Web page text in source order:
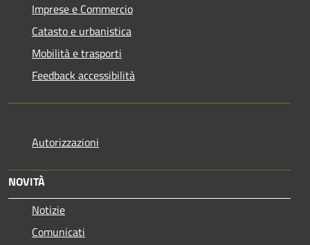
Imprese e Commercio
Catasto e urbanistica
Mobilità e trasporti
Feedback accessibilità
Autorizzazioni
NOVITÀ
Notizie
Comunicati